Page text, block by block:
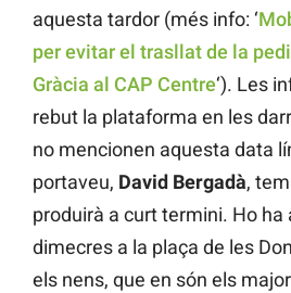
aquesta tardor (més info: ‘
per evitar el trasllat de la
Gràcia al CAP Centre‘). Les
rebut la plataforma en les
no mencionen aquesta data
portaveu, David Bergadà,
produirà a curt termini. Ho
dimecres a la plaça de les
els nens, que en són els